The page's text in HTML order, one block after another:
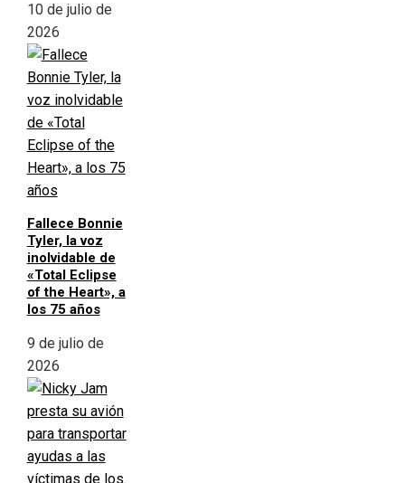
10 de julio de
2026
Fallece Bonnie
Tyler, la voz
inolvidable de
«Total Eclipse
of the Heart», a
los 75 años
9 de julio de
2026